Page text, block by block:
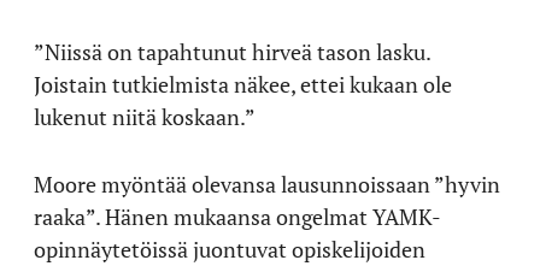
”Niissä on tapahtunut hirveä tason lasku.
Joistain tutkielmista näkee, ettei kukaan ole
lukenut niitä koskaan.”
Moore myöntää olevansa lausunnoissaan ”hyvin
raaka”. Hänen mukaansa ongelmat YAMK-
opinnäytetöissä juontuvat opiskelijoiden